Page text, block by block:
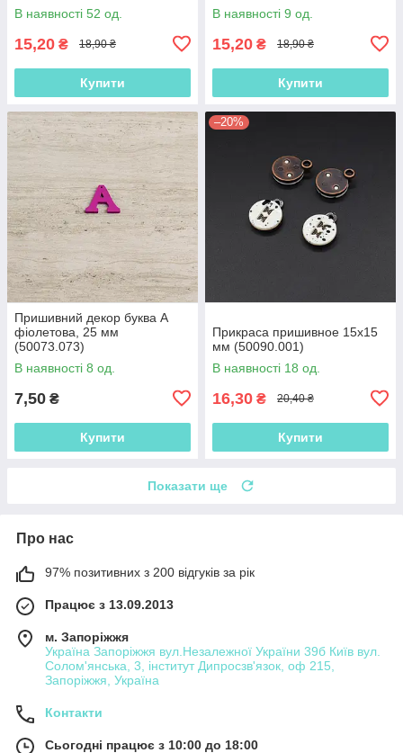
В наявності 52 од.
15,20 ₴ 18,90 ₴
Купити
В наявності 9 од.
15,20 ₴ 18,90 ₴
Купити
Пришивний декор буква A
фіолетова, 25 мм
(50073.073)
В наявності 8 од.
7,50 ₴
Купити
–20%
Прикраса пришивное 15х15
мм (50090.001)
В наявності 18 од.
16,30 ₴ 20,40 ₴
Купити
Показати ще
Про нас
97% позитивних з 200 відгуків за рік
Працює з 13.09.2013
м. Запоріжжя
Україна Запоріжжя вул.Незалежної України 39б Київ вул.
Солом'янська, 3, інститут Дипросзв'язок, оф 215,
Запоріжжя, Україна
Контакти
Сьогодні працює з 10:00 до 18:00